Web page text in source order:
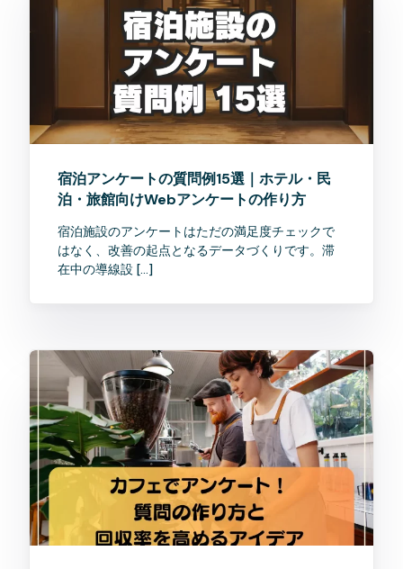
宿泊アンケートの質問例15選｜ホテル・民
泊・旅館向けWebアンケートの作り方
宿泊施設のアンケートはただの満足度チェックで
はなく、改善の起点となるデータづくりです。滞
在中の導線設 […]